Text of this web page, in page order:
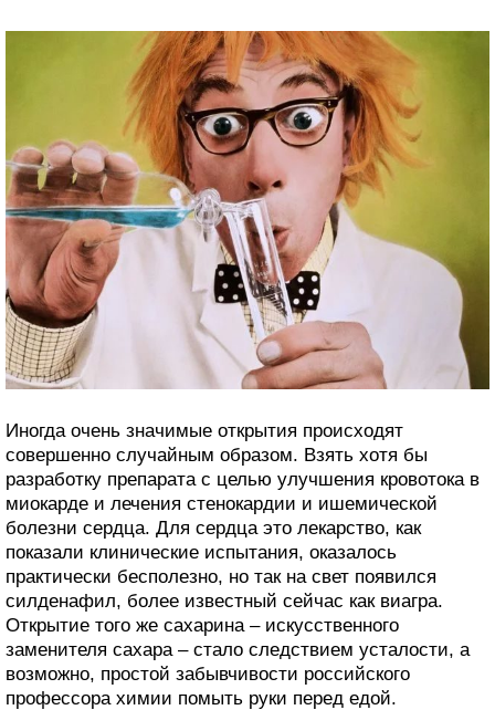
Иногда очень значимые открытия происходят
совершенно случайным образом. Взять хотя бы
разработку препарата с целью улучшения кровотока в
миокарде и лечения стенокардии и ишемической
болезни сердца. Для сердца это лекарство, как
показали клинические испытания, оказалось
практически бесполезно, но так на свет появился
силденафил, более известный сейчас как виагра.
Открытие того же сахарина – искусственного
заменителя сахара – стало следствием усталости, а
возможно, простой забывчивости российского
профессора химии помыть руки перед едой.